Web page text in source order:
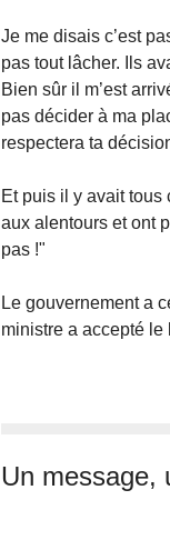
Je me disais c’est
pas tout lâcher. Ils
Bien sûr il m’est
pas décider à ma
respectera ta
Et puis il y avait
aux alentours et ont
pas !"
Le gouvernement a
ministre a accepté le
Un message,